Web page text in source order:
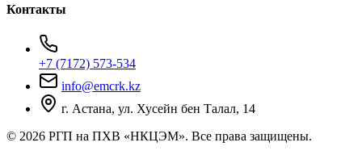
Контакты
+7 (7172) 573-534
info@emcrk.kz
г. Астана, ул. Хусейн бен Талал, 14
© 2026 РГП на ПХВ «НКЦЭМ». Все права защищены.